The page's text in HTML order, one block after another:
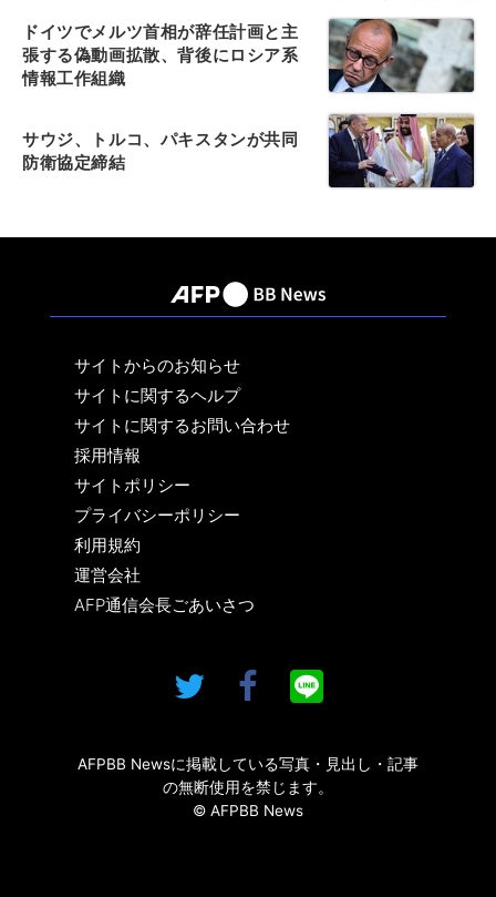
ドイツでメルツ首相が辞任計画と主
張する偽動画拡散、背後にロシア系
情報工作組織
サウジ、トルコ、パキスタンが共同
防衛協定締結
サイトからのお知らせ
サイトに関するヘルプ
サイトに関するお問い合わせ
採用情報
サイトポリシー
プライバシーポリシー
利用規約
運営会社
AFP通信会長ごあいさつ
AFPBB Newsに掲載している写真・見出し・記事
の無断使用を禁じます。
© AFPBB News